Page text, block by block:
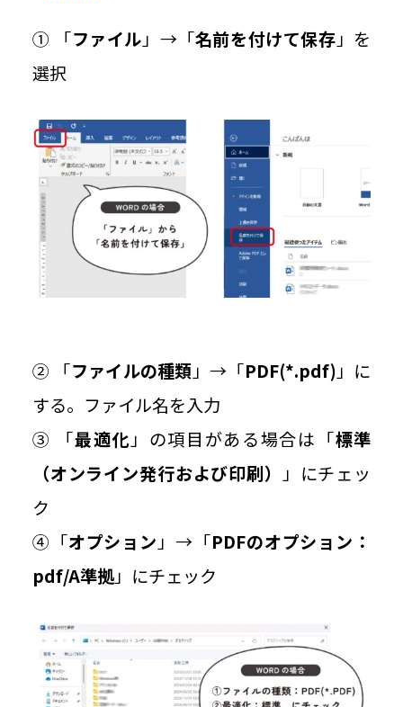
① 「ファイル 」→「名前を付けて保存 」を
選択
② 「ファイルの種類」→「PDF(*.pdf)」に
する。ファイル名を入力
③ 「最適化」の項目がある場合は「標準
（オンライン発行および印刷） 」にチェッ
ク
④「オプション」→「PDFのオプション：
pdf/A準拠」にチェック